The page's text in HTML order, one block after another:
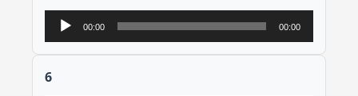
Lecteur
audio
00:00 00:00
6